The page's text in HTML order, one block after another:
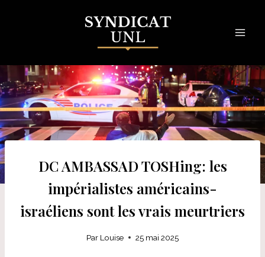
DC AMBASSAD TOSHing: les
impérialistes américains-
israéliens sont les vrais meurtriers
Par Louise 25 mai 2025